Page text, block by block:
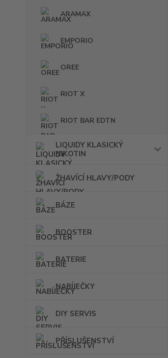
ARAMAX
EMPORIO
OREE
RIOT X
RIOT BAR EDTN
LIQUIDY KLASICKÝ
NIKOTIN
ŽHAVÍCÍ HLAVY/PODY
BÁZE
BOOSTER
BATERIE
NABÍJEČKY
DIY SERVIS
PŘÍSLUŠENSTVÍ